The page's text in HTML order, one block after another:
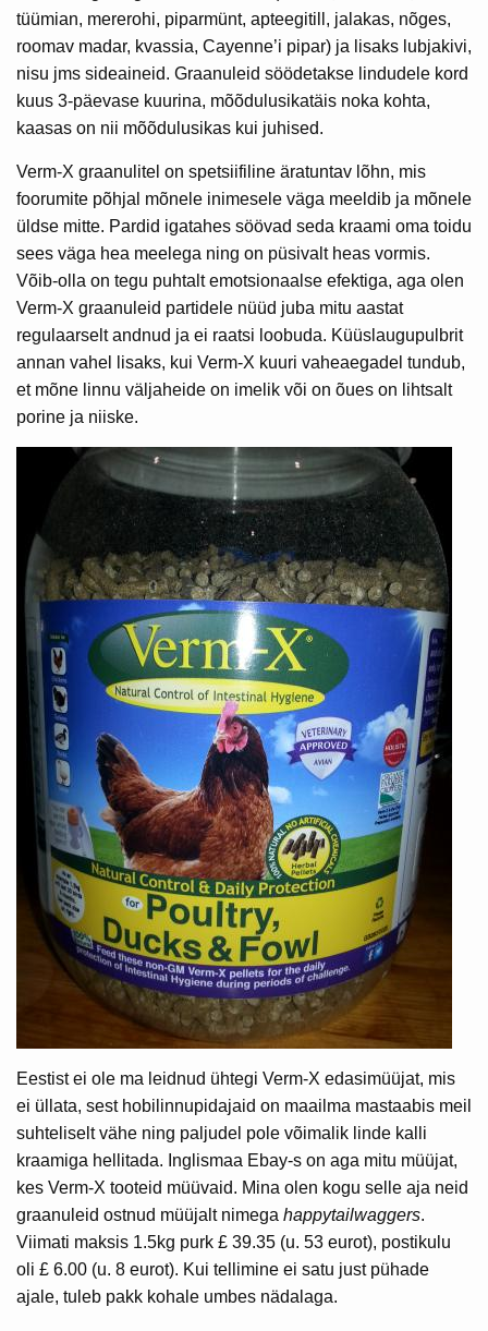
tüümian, mererohi, piparmünt, apteegitill, jalakas, nõges,
roomav madar, kvassia, Cayenne’i pipar) ja lisaks lubjakivi,
nisu jms sideaineid. Graanuleid söödetakse lindudele kord
kuus 3-päevase kuurina, mõõdulusikatäis noka kohta,
kaasas on nii mõõdulusikas kui juhised.
Verm-X graanulitel on spetsiifiline äratuntav lõhn, mis
foorumite põhjal mõnele inimesele väga meeldib ja mõnele
üldse mitte. Pardid igatahes söövad seda kraami oma toidu
sees väga hea meelega ning on püsivalt heas vormis.
Võib-olla on tegu puhtalt emotsionaalse efektiga, aga olen
Verm-X graanuleid partidele nüüd juba mitu aastat
regulaarselt andnud ja ei raatsi loobuda. Küüslaugupulbrit
annan vahel lisaks, kui Verm-X kuuri vaheaegadel tundub,
et mõne linnu väljaheide on imelik või on õues on lihtsalt
porine ja niiske.
Eestist ei ole ma leidnud ühtegi Verm-X edasimüüjat, mis
ei üllata, sest hobilinnupidajaid on maailma mastaabis meil
suhteliselt vähe ning paljudel pole võimalik linde kalli
kraamiga hellitada. Inglismaa Ebay-s on aga mitu müüjat,
kes Verm-X tooteid müüvaid. Mina olen kogu selle aja neid
graanuleid ostnud müüjalt nimega happytailwaggers.
Viimati maksis 1.5kg purk £ 39.35 (u. 53 eurot), postikulu
oli £ 6.00 (u. 8 eurot). Kui tellimine ei satu just pühade
ajale, tuleb pakk kohale umbes nädalaga.